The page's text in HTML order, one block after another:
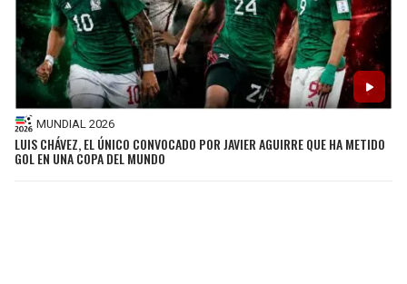
MUNDIAL 2026
LUIS CHÁVEZ, EL ÚNICO CONVOCADO POR JAVIER AGUIRRE QUE HA METIDO
GOL EN UNA COPA DEL MUNDO